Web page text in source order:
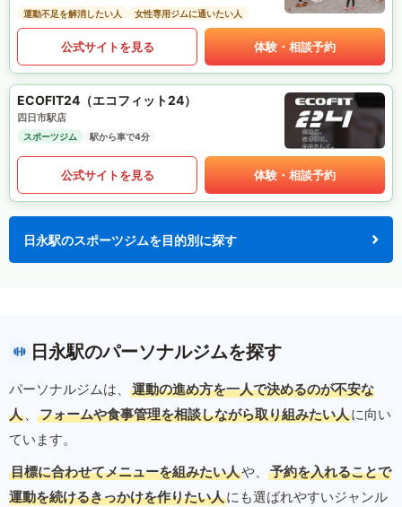
運動不足を解消したい人
女性専用ジムに通いたい人
公式サイトを見る 体験・相談予約
ECOFIT24（エコフィット24）
四日市駅店
スポーツジム 駅から車で4分
公式サイトを見る 体験・相談予約
日永駅のスポーツジムを目的別に探す
日永駅のパーソナルジムを探す
パーソナルジムは、
運動の進め方を一人で決めるのが不安な
人 、 フォームや食事管理を相談しながら取り組みたい人に向い
ています。
目標に合わせてメニューを組みたい人や、
予約を入れることで
運動を続けるきっかけを作りたい人にも選ばれやすいジャンル